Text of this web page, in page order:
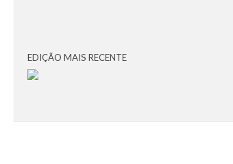
EDIÇÃO MAIS RECENTE